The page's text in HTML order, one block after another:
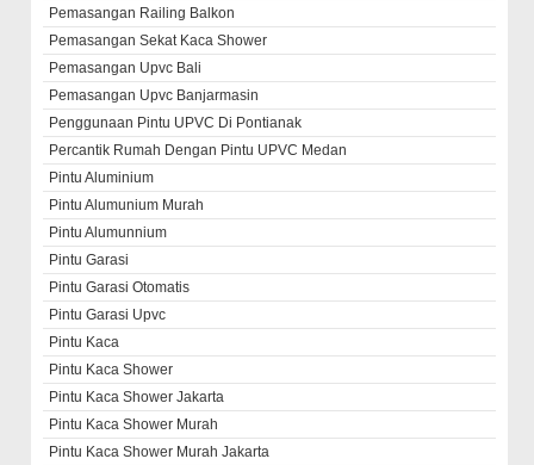
Pemasangan Railing Balkon
Pemasangan Sekat Kaca Shower
Pemasangan Upvc Bali
Pemasangan Upvc Banjarmasin
Penggunaan Pintu UPVC Di Pontianak
Percantik Rumah Dengan Pintu UPVC Medan
Pintu Aluminium
Pintu Alumunium Murah
Pintu Alumunnium
Pintu Garasi
Pintu Garasi Otomatis
Pintu Garasi Upvc
Pintu Kaca
Pintu Kaca Shower
Pintu Kaca Shower Jakarta
Pintu Kaca Shower Murah
Pintu Kaca Shower Murah Jakarta